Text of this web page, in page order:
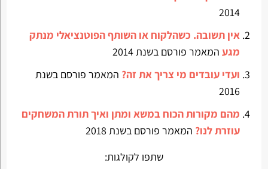
2014
אין תשובה. כשהלקוח או השותף הפוטנציאלי מנתק
מגעהמאמר פורסם בשנת 2014
ועדי עובדים מי צריך את זה? המאמר פורסם בשנת
2016
מהם מקורות הכוח במשא ומתן ואיך תורת המשחקים
עוזרת לנו? המאמר פורסם בשנת 2018
שתפו לקולגות: